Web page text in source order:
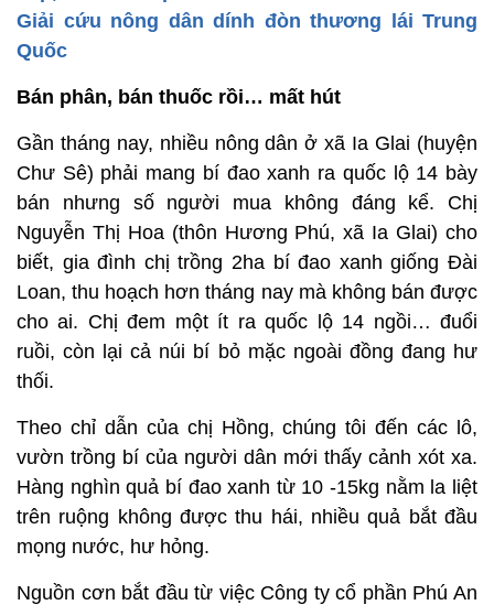
Giải cứu nông dân dính đòn thương lái Trung
Quốc
Bán phân, bán thuốc rồi… mất hút
Gần tháng nay, nhiều nông dân ở xã Ia Glai (huyện
Chư Sê) phải mang bí đao xanh ra quốc lộ 14 bày
bán nhưng số người mua không đáng kể. Chị
Nguyễn Thị Hoa (thôn Hương Phú, xã Ia Glai) cho
biết, gia đình chị trồng 2ha bí đao xanh giống Đài
Loan, thu hoạch hơn tháng nay mà không bán được
cho ai. Chị đem một ít ra quốc lộ 14 ngồi… đuổi
ruồi, còn lại cả núi bí bỏ mặc ngoài đồng đang hư
thối.
Theo chỉ dẫn của chị Hồng, chúng tôi đến các lô,
vườn trồng bí của người dân mới thấy cảnh xót xa.
Hàng nghìn quả bí đao xanh từ 10 -15kg nằm la liệt
trên ruộng không được thu hái, nhiều quả bắt đầu
mọng nước, hư hỏng.
Nguồn cơn bắt đầu từ việc Công ty cổ phần Phú An